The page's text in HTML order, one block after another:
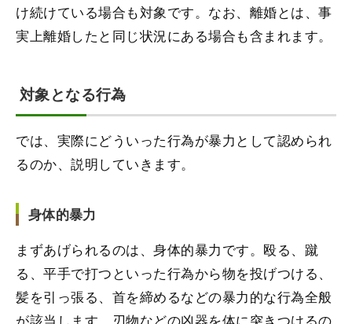
け続けている場合も対象です。なお、離婚とは、事
実上離婚したと同じ状況にある場合も含まれます。
対象となる行為
では、実際にどういった行為が暴力として認められ
るのか、説明していきます。
身体的暴力
まずあげられるのは、身体的暴力です。殴る、蹴
る、平手で打つといった行為から物を投げつける、
髪を引っ張る、首を締めるなどの暴力的な行為全般
が該当します。刃物などの凶器を体に突きつけるの